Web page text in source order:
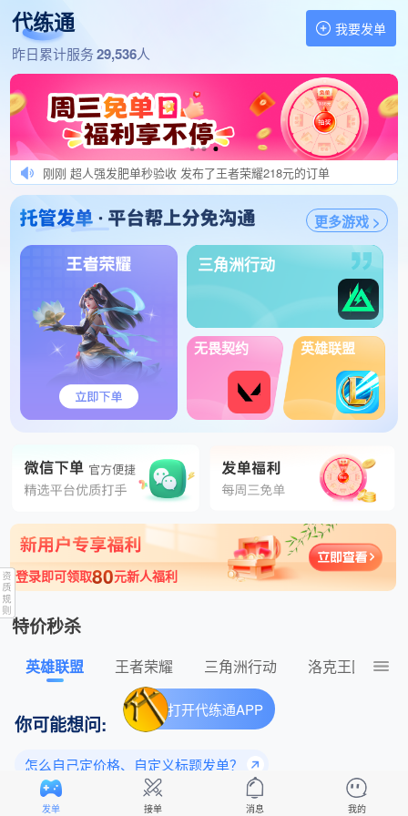
代练通
昨日累计服务29,536人
我要发单
打开代练通APP
找代练,做代练 就上代练通
刚刚 棠棠发肥单秒验收 发布了英雄联盟手游140元的订单
刚刚 只发优质单，科技勿扰 发布了绝区零200元的订单
刚刚 超人强发肥单秒验收 发布了王者荣耀218元的订单
刚刚 RR666888 发布了冒险岛怀旧服360元的订单
刚刚 纯纯小白兔发单 发布了王者荣耀100元的订单
刚刚 热爱发单秒验收 发布了王者荣耀200元的订单
刚刚 接我单必发财且秒结算 发布了鸣潮100元的订单
刚刚 小硕发肥单秒验收 发布了王者荣耀126元的订单
刚刚 972413498 发布了王者荣耀700元的订单
刚刚 三角洲肥单秒结算 发布了三角洲行动150元的订单
刚刚 国榜代陪无敌车队-寒 发布了王者荣耀128元的订单
刚刚 CDRED律师事务所 发布了和平精英520元的订单
刚刚 小黑蛋高价发单 发布了逆战：未来420元的订单
1分钟前 战神发肥单秒结 发布了王者荣耀218元的订单
1分钟前 肥单专业户nnn 发布了王者荣耀600元的订单
1分钟前 高押金、防伪代、防挂 发布了王者荣耀340元的订单
1分钟前 馒头哟uncle 发布了三角洲行动105元的订单
更多游戏 >
三角洲行动
无畏契约 英雄联盟
登录即可领取80元新人福利
特价秒杀
英雄联盟 王者荣耀 三角洲行动 洛克王国：世
你可能想问:
怎么自己定价格、自定义标题发单？
为什么老玩家都选择平台下单？
发单 接单 消息 我的